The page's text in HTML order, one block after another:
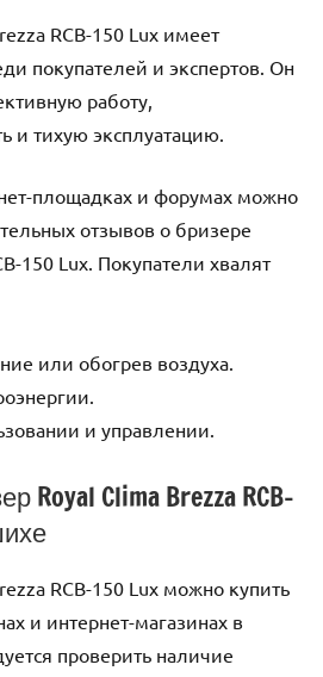
RCB-150 Lux имеет
покупателей и экспертов. Он
работу,
и тихую эксплуатацию.
площадках и форумах можно
отзывов о бризере
150 Lux. Покупатели хвалят
или обогрев воздуха.
и управлении.
Royal Clima Brezza RCB-
RCB-150 Lux можно купить
и интернет-магазинах в
проверить наличие